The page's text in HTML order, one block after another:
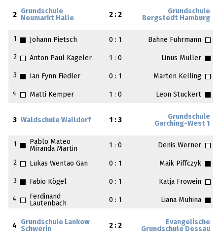
2
Grundschule
Neumarkt Halle
2 : 2
Grundschule
Bergstedt Hamburg
1 Johann Pietsch 0 : 1 Bahne Fuhrmann
2 Anton Paul Kageler 1 : 0 Linus Müller
3 Ian Fynn Fiedler 0 : 1 Marten Kelling
4 Matti Kemper 1 : 0 Leon Stuckert
3 Waldschule Walldorf 1 : 3
Grundschule
Garching-West 1
1
Pablo Mateo
Miranda Martin
1 : 0 Denis Werner
2 Lukas Wentao Gan 0 : 1 Maik Piffczyk
3 Fabio Kögel 0 : 1 Katja Frowein
4
Ferdinand
Lautenbach
0 : 1 Liana Muhina
4
Grundschule Lankow
Schwerin
2 : 2
Evangelische
Grundschule Dessau